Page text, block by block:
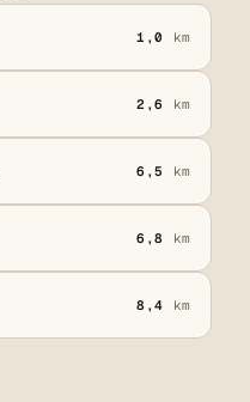
1,0 km
2,6 km
6,5 km
6,8 km
8,4 km